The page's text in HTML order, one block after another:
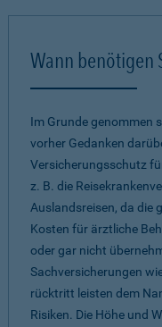
Wann benötigen
Im Grunde genommen
vorher Gedanken
Versicherungsschutz
z. B. die
Auslandsreisen, da die
Kosten für ärztliche
oder gar nicht
Sachversicherungen
rücktritt leisten dem
Risiken. Die Höhe und